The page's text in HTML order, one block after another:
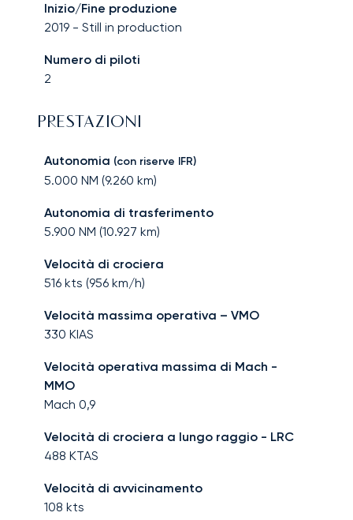
Inizio/Fine produzione
2019 - Still in production
Numero di piloti
2
PRESTAZIONI
Autonomia (con riserve IFR)
5.000 NM (9.260 km)
Autonomia di trasferimento
5.900 NM (10.927 km)
Velocità di crociera
516 kts (956 km/h)
Velocità massima operativa – VMO
330 KIAS
Velocità operativa massima di Mach -
MMO
Mach 0,9
Velocità di crociera a lungo raggio - LRC
488 KTAS
Velocità di avvicinamento
108 kts